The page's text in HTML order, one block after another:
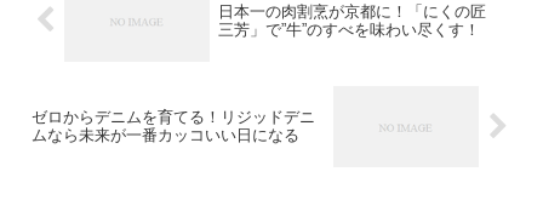
日本一の肉割烹が京都に！「にくの匠
三芳」で”牛”のすべを味わい尽くす！
ゼロからデニムを育てる！リジッドデニ
ムなら未来が一番カッコいい日になる